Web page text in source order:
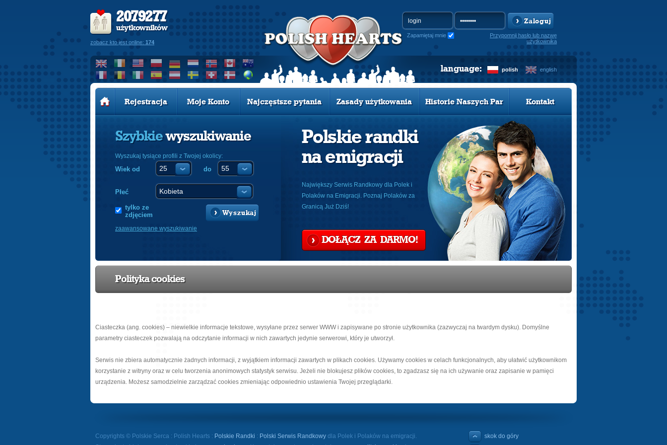
2079277
użytkowników
zobacz kto jest online: 174
Zaloguj
Zapamiętaj mnie
Przypomnij hasło lub nazwę
użytkownika
polish english
language:
Rejestracja Moje Konto Najczęstsze pytania Zasady użytkowania Historie Naszych Par Kontakt
Szybkiewyszukiwanie
Wyszukaj tysiące profili z Twojej okolicy:
Wiek od do
Płeć
tylko ze
zdjęciem
Wyszukaj
zaawansowane wyszukiwanie
Polskie randki
na emigracji
Największy Serwis Randkowy dla Polek i
Polaków na Emigracji. Poznaj Polaków za
Granicą Już Dziś!
DOŁĄCZ ZA DARMO!
Polityka cookies
Ciasteczka (ang. cookies) – niewielkie informacje tekstowe, wysyłane przez serwer WWW i zapisywane po stronie użytkownika (zazwyczaj na twardym dysku). Domyślne
parametry ciasteczek pozwalają na odczytanie informacji w nich zawartych jedynie serwerowi, który je utworzył.
Serwis nie zbiera automatycznie żadnych informacji, z wyjątkiem informacji zawartych w plikach cookies. Używamy cookies w celach funkcjonalnych, aby ułatwić użytkownikom
korzystanie z witryny oraz w celu tworzenia anonimowych statystyk serwisu. Jeżeli nie blokujesz plików cookies, to zgadzasz się na ich używanie oraz zapisanie w pamięci
urządzenia. Możesz samodzielnie zarządzać cookies zmieniając odpowiednio ustawienia Twojej przeglądarki.
Copyrights © Polskie Serca : Polish Hearts : Polskie Randki : Polski Serwis Randkowy dla Polek i Polaków na emigracji.
skok do góry